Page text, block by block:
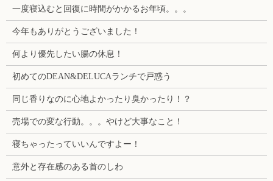
一度寝込むと回復に時間がかかるお年頃。。。
今年もありがとうございました！
何より優先したい腸の休息！
初めてのDEAN&DELUCAランチで戸惑う
同じ香りなのに心地よかったり臭かったり！？
売場での変な行動。。。やけど大事なこと！
寝ちゃったっていいんですよー！
意外と存在感のある首のしわ